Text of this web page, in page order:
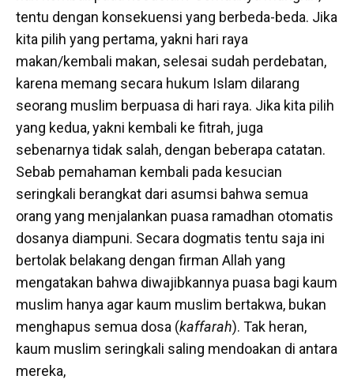
tentu dengan konsekuensi yang berbeda-beda. Jika
kita pilih yang pertama, yakni hari raya
makan/kembali makan, selesai sudah perdebatan,
karena memang secara hukum Islam dilarang
seorang muslim berpuasa di hari raya. Jika kita pilih
yang kedua, yakni kembali ke fitrah, juga
sebenarnya tidak salah, dengan beberapa catatan.
Sebab pemahaman kembali pada kesucian
seringkali berangkat dari asumsi bahwa semua
orang yang menjalankan puasa ramadhan otomatis
dosanya diampuni. Secara dogmatis tentu saja ini
bertolak belakang dengan firman Allah yang
mengatakan bahwa diwajibkannya puasa bagi kaum
muslim hanya agar kaum muslim bertakwa, bukan
menghapus semua dosa (kaffarah). Tak heran,
kaum muslim seringkali saling mendoakan di antara
mereka,